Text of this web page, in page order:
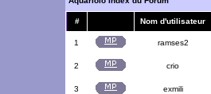
# Nom d'utilisateur
1 ramses2
2 crio
3 exmili